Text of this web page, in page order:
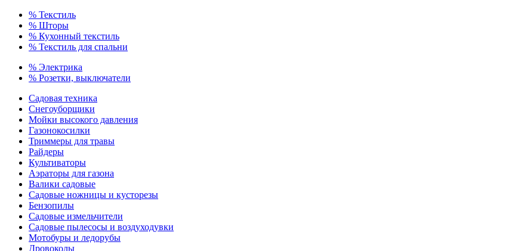
% Текстиль
% Шторы
% Кухонный текстиль
% Текстиль для спальни
% Электрика
% Розетки, выключатели
Садовая техника
Снегоуборщики
Мойки высокого давления
Газонокосилки
Триммеры для травы
Райдеры
Культиваторы
Аэраторы для газона
Валики садовые
Садовые ножницы и кусторезы
Бензопилы
Садовые измельчители
Садовые пылесосы и воздуходувки
Мотобуры и ледорубы
Дровоколы